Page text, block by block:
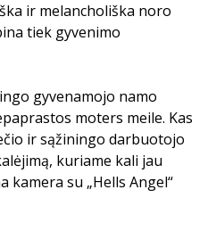
ir melancholiška noro
tiek gyvenimo
gyvenamojo namo
moters meile. Kas
ir sąžiningo darbuotojo
kuriame kali jau
kamera su „Hells Angel“